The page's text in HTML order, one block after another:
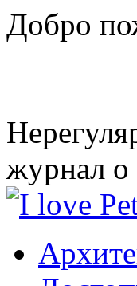
Добро
журнал о